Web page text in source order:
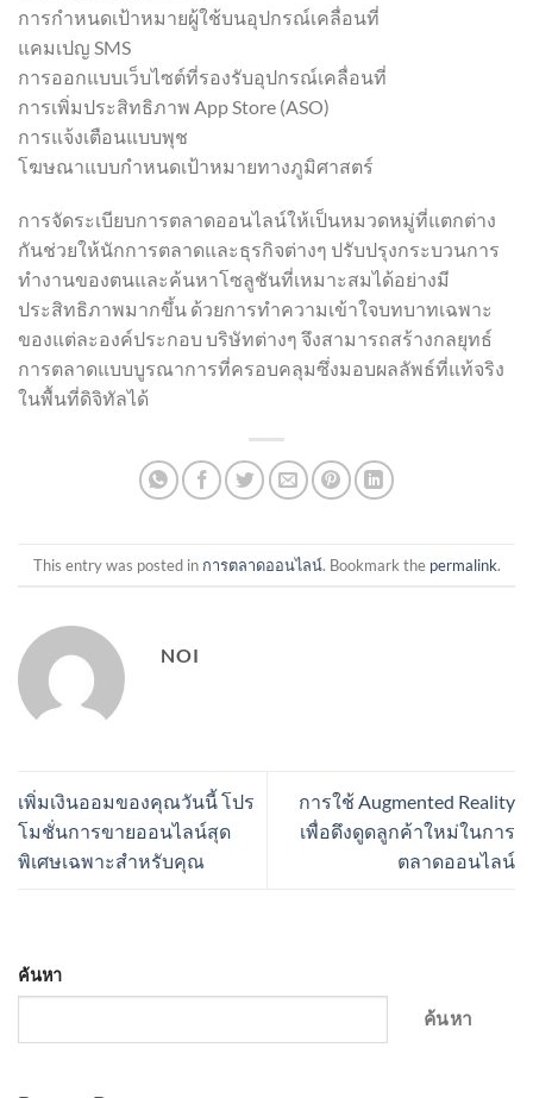
การกำหนดเป้าหมายผู้ใช้บนอุปกรณ์เคลื่อนที่
แคมเปญ SMS
การออกแบบเว็บไซต์ที่รองรับอุปกรณ์เคลื่อนที่
การเพิ่มประสิทธิภาพ App Store (ASO)
การแจ้งเตือนแบบพุช
โฆษณาแบบกำหนดเป้าหมายทางภูมิศาสตร์
การจัดระเบียบการตลาดออนไลน์ให้เป็นหมวดหมู่ที่แตกต่าง
กันช่วยให้นักการตลาดและธุรกิจต่างๆ ปรับปรุงกระบวนการ
ทำงานของตนและค้นหาโซลูชันที่เหมาะสมได้อย่างมี
ประสิทธิภาพมากขึ้น ด้วยการทำความเข้าใจบทบาทเฉพาะ
ของแต่ละองค์ประกอบ บริษัทต่างๆ จึงสามารถสร้างกลยุทธ์
การตลาดแบบบูรณาการที่ครอบคลุมซึ่งมอบผลลัพธ์ที่แท้จริง
ในพื้นที่ดิจิทัลได้
This entry was posted in การตลาดออนไลน์. Bookmark the permalink.
NOI
เพิ่มเงินออมของคุณวันนี้ โปร
โมชั่นการขายออนไลน์สุด
พิเศษเฉพาะสำหรับคุณ
การใช้ Augmented Reality
เพื่อดึงดูดลูกค้าใหม่ในการ
ตลาดออนไลน์
ค้นหา
ค้นหา